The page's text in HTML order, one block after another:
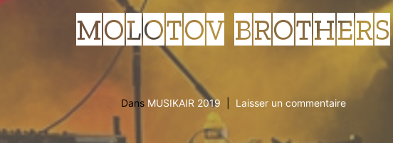
MOLOTOV BROTHERS
Dans MUSIKAIR 2019 Laisser un commentaire